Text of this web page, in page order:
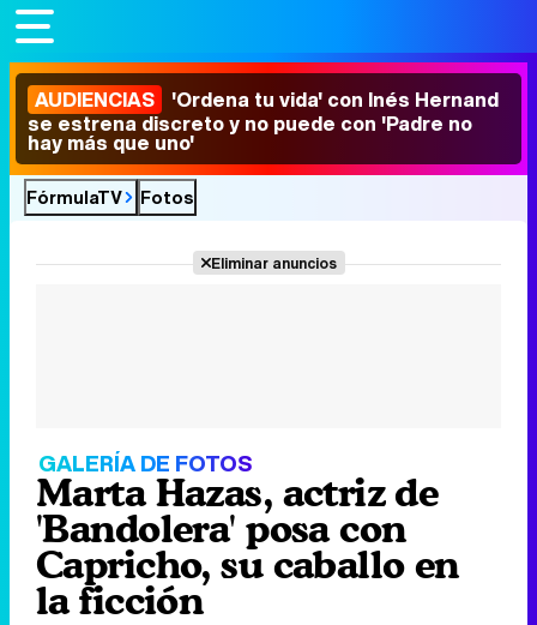
AUDIENCIAS 'Ordena tu vida' con Inés Hernand
se estrena discreto y no puede con 'Padre no
hay más que uno'
FórmulaTV Fotos
Eliminar anuncios
GALERÍA DE FOTOS
Marta Hazas, actriz de
'Bandolera' posa con
Capricho, su caballo en
la ficción